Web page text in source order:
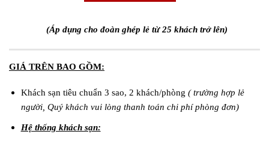
(Áp dụng cho đoàn ghép lẻ từ25 khách trở lên)
GIÁ TRÊN BAO GỒM:
Khách sạn tiêu chuẩn 3 sao, 2 khách/phòng ( trường hợp lẻ
người, Quý khách vui lòng thanh toán chi phí phòng đơn)
Hệ thống khách sạn: